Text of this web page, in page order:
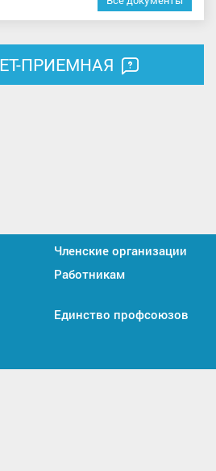
ПРИЕМНАЯ
Членские организации
Работникам
Единство профсоюзов